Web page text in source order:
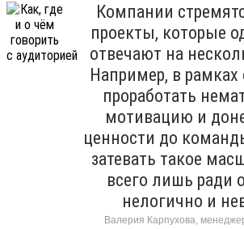
Компании
проекты, которые
отвечают на
Например, в рамках
проработать
мотивацию и
ценности до
затевать такое
всего лишь ради
нелогично и
Валерия Карпухова,